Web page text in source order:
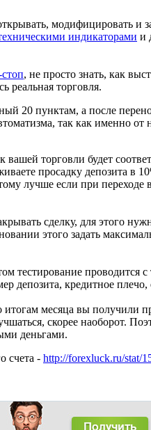
модифицировать и
индикаторами и
, не просто знать, как
реальная торговля.
20 пунктам, а после
так как именно от
торговли будет
просадку депозита в
лучше если при переходе
сделку, для этого
этого задать
тестирование проводится
депозита, кредитное
месяца вы получили
скорее наоборот.
деньгами.
счета - http://forexluck.ru/stat/